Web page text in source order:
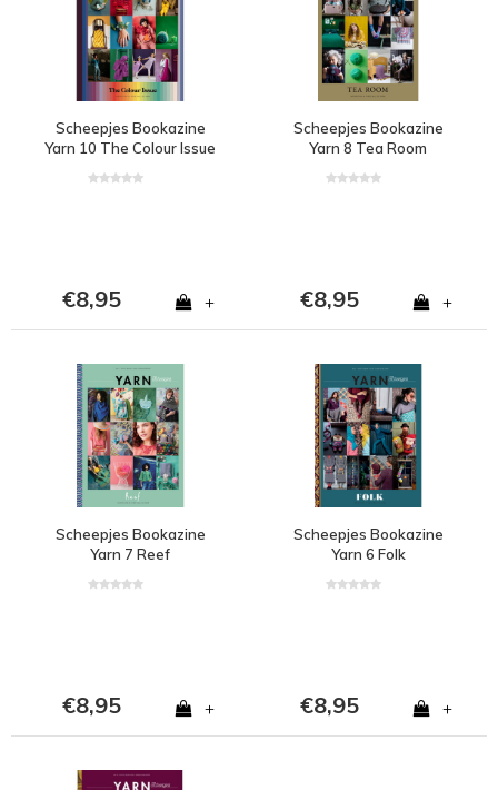
Scheepjes Bookazine
Yarn 10 The Colour Issue
€8,95 +
Scheepjes Bookazine
Yarn 8 Tea Room
€8,95 +
Scheepjes Bookazine
Yarn 7 Reef
€8,95 +
Scheepjes Bookazine
Yarn 6 Folk
€8,95 +